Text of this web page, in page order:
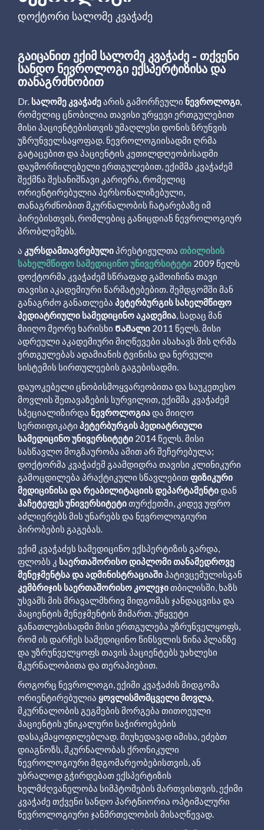
დოქტორი სალომე კვაჭაძე
ᲒᲐᲘᲪᲐᲜᲘᲗ ᲔᲥᲘᲛ ᲡᲐᲚᲝᲛᲔ ᲙᲕᲐᲭᲐᲫᲔ - ᲗᲥᲕᲔᲜᲘ
ᲡᲐᲜᲓᲝ ᲜᲔᲕᲠᲝᲚᲝᲒᲘ ᲔᲥᲡᲞᲔᲠᲢᲘᲖᲘᲡᲐ ᲓᲐ
ᲗᲐᲜᲐᲒᲠᲫᲜᲝᲑᲘᲗ
Dr. სალომე კვაჭაძეარის გამორჩეული ნევროლოგი,
რომელიც ცნობილია თავისი ურყევი ერთგულებით
მისი პაციენტებისთვის უმაღლესი დონის ზრუნვის
უზრუნველსაყოფად. ნევროლოგიისადმი ღრმა
გატაცებით და პაციენტის კეთილდღეობისადმი
დაუმორჩილებელი ერთგულებით, ექიმმა კვაჭაძემ
შექმნა შესანიშნავი კარიერა, რომელიც
ორიენტირებულია პერსონალიზებული,
თანაგრძნობით მკურნალობის ჩატარებაზე იმ
პირებისთვის, რომლებიც განიცდიან ნევროლოგიურ
პრობლემებს.
ა კურსდამთავრებულიპრესტიჟულთა თბილისის
სახელმწიფო სამედიცინო უნივერსიტეტი 2009 წელს
დოქტორმა კვაჭაძემ სწრაფად გამოიჩინა თავი
თავისი აკადემიური წარმატებებით. შემდგომში მან
განაგრძო განათლება პეტერბურგის სახელმწიფო
პედიატრიული სამედიცინო აკადემია, სადაც მან
მიიღო მეორე ხარისხი Წამალი 2011 წელს. მისი
ადრეული აკადემიური მიღწევები ასახავს მის ღრმა
ერთგულებას ადამიანის ტვინისა და ნერვული
სისტემის სირთულეების გაგებისადმი.
დაუოკებელი ცნობისმოყვარეობითა და საუკეთესო
მოვლის შეთავაზების სურვილით, ექიმმა კვაჭაძემ
სპეციალიზირდა ნევროლოგიადა მიიღო
სერთიფიკატი პეტერბურგის პედიატრიული
სამედიცინო უნივერსიტეტი 2014 წელს. მისი
სასწავლო მოგზაურობა ამით არ შეჩერებულა;
დოქტორმა კვაჭაძემ გაამდიდრა თავისი კლინიკური
გამოცდილება პრაქტიკული სწავლებითფიზიკური
მედიცინისა და რეაბილიტაციის დეპარტამენტიდან
ჰაჩეტეფეს უნივერსიტეტითურქეთში, კიდევ უფრო
აძლიერებს მის უნარებს და ნევროლოგიური
პირობების გაგებას.
ექიმ კვაჭაძეს სამედიცინო ექსპერტიზის გარდა,
ფლობს კ საერთაშორისო დიპლომი თანამედროვე
მენეჯმენტსა და ადმინისტრაციაშიპატივცემულისგან
კემბრიჯის საერთაშორისო კოლეჯითბილისში, ხაზს
უსვამს მის მრავალმხრივ მიდგომას ჯანდაცვისა და
პაციენტის მენეჯმენტის მიმართ. უწყვეტი
განათლებისადმი მისი ერთგულება უზრუნველყოფს,
რომ ის დარჩეს სამედიცინო წინსვლის წინა პლანზე
და უზრუნველყოფს თავის პაციენტებს უახლესი
მკურნალობითა და თერაპიებით.
როგორც ნევროლოგი, ექიმი კვაჭაძის მიდგომა
ორიენტირებულია ყოვლისმომცველი მოვლა,
მკურნალობის გეგმების მორგება თითოეული
პაციენტის უნიკალური საჭიროებების
დასაკმაყოფილებლად. მიუხედავად იმისა, ეძებთ
დიაგნოზს, მკურნალობას ქრონიკული
ნევროლოგიური მდგომარეობებისთვის, ან
უბრალოდ გჭირდებათ ექსპერტიზის
ხელმძღვანელობა სიმპტომების მართვისთვის, ექიმი
კვაჭაძე თქვენი სანდო პარტნიორია ოპტიმალური
ნევროლოგიური ჯანმრთელობის მისაღწევად.